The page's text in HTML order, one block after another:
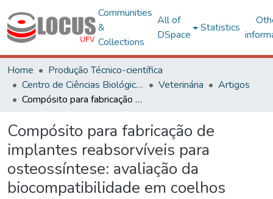
Communities
&
Collections
All of
DSpace
Statistics
Home
Produção Técnico-científica
Centro de Ciências Biológicas e da Saúde
Veterinária
Artigos
Compósito para fabricação de implantes reabsorvíveis para osteossíntese: avaliação da biocompatibilidade em coelhos
Compósito para fabricação de
implantes reabsorvíveis para
osteossíntese: avaliação da
biocompatibilidade em coelhos